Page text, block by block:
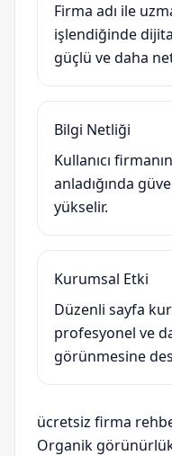
Firma adı ile
işlendiğinde
güçlü ve daha
Bilgi Netliği
Kullanıcı
anladığında
yükselir.
Kurumsal Etki
Düzenli sayfa
profesyonel ve
görünmesine
ücretsiz firma
Organik